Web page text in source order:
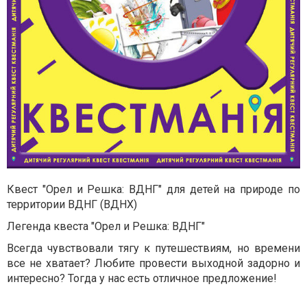
Квест "Орел и Решка: ВДНГ" для детей на природе по
территории ВДНГ (ВДНХ)
Легенда квеста "Орел и Решка: ВДНГ"
Всегда чувствовали тягу к путешествиям, но времени
все не хватает? Любите провести выходной задорно и
интересно? Тогда у нас есть отличное предложение!